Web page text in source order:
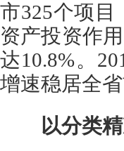
市325个项
资产投资作
达10.8%。
增速稳居全省
以分类